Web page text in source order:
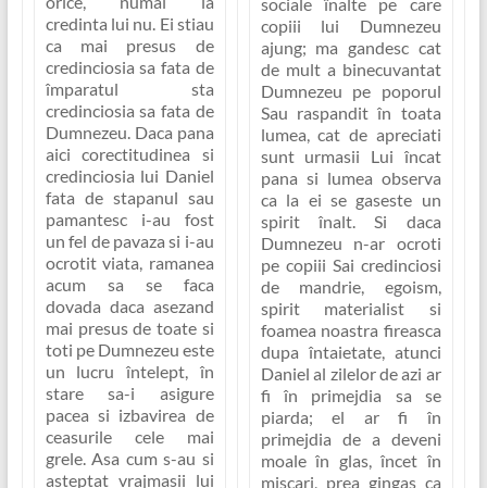
credinta lui nu. Ei stiau
ca mai presus de
credinciosia sa fata de
împaratul sta
credinciosia sa fata de
Dumnezeu. Daca pana
aici corectitudinea si
credinciosia lui Daniel
fata de stapanul sau
pamantesc i-au fost
un fel de pavaza si i-au
ocrotit viata, ramanea
acum sa se faca
dovada daca asezand
mai presus de toate si
toti pe Dumnezeu este
un lucru întelept, în
stare sa-i asigure
pacea si izbavirea de
ceasurile cele mai
grele. Asa cum s-au si
asteptat vrajmasii lui
copiii lui Dumnezeu
ajung; ma gandesc cat
de mult a binecuvantat
Dumnezeu pe poporul
Sau raspandit în toata
lumea, cat de apreciati
sunt urmasii Lui încat
pana si lumea observa
ca la ei se gaseste un
spirit înalt. Si daca
Dumnezeu n-ar ocroti
pe copiii Sai credinciosi
de mandrie, egoism,
spirit materialist si
foamea noastra fireasca
dupa întaietate, atunci
Daniel al zilelor de azi ar
fi în primejdia sa se
piarda; el ar fi în
primejdia de a deveni
moale în glas, încet în
miscari, prea gingas ca